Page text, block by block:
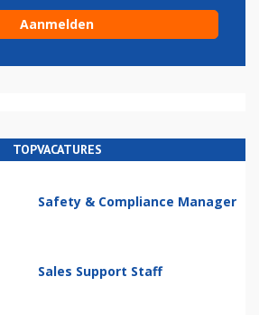
TOPVACATURES
Safety & Compliance Manager
Sales Support Staff